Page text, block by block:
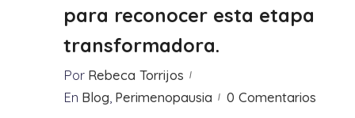
para reconocer esta etapa
transformadora.
Por Rebeca Torrijos
En Blog, Perimenopausia 0 Comentarios